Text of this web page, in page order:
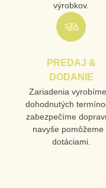
výrobkov.
PREDAJ &
DODANIE
Zariadenia
dohodnutých
zabezpečíme
navyše pomôžeme
dotáciami.